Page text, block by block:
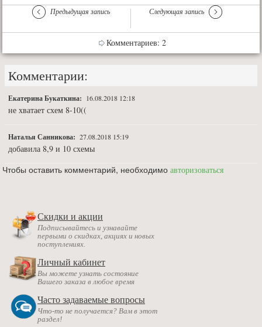
Предыдущая запись Следующая запись
Комментариев: 2
Комментарии:
Екатерина Букаткина: 16.08.2018 12:18
не хватает схем 8-10((
Наталья Санникова: 27.08.2018 15:19
добавила 8,9 и 10 схемы
Чтобы оставить комментарий, необходимо авторизоваться
Скидки и акции
Подписывайтесь и узнавайте
первыми о скидках, акциях и новых
поступлениях.
Личный кабинет
Вы можете узнать состояние
Вашего заказа в любое время
Часто задаваемые вопросы
Что-то не получается? Вам в этот
раздел!